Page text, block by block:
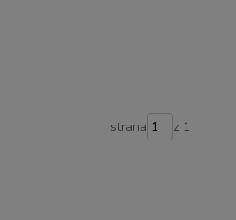
strana z 1